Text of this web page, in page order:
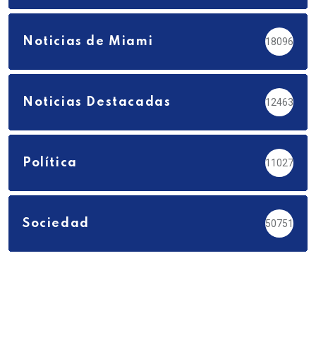
Noticias de Miami 18096
Noticias Destacadas 12463
Política 11027
Sociedad 50751